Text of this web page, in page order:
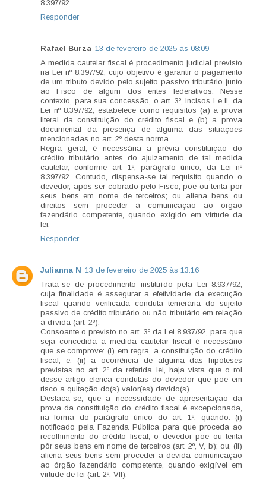
8.397/92.
Responder
Rafael Burza 13 de fevereiro de 2025 às 08:09
A medida cautelar fiscal é procedimento judicial previsto
na Lei nº 8.397/92, cujo objetivo é garantir o pagamento
de um tributo devido pelo sujeito passivo tributário junto
ao Fisco de algum dos entes federativos. Nesse
contexto, para sua concessão, o art. 3º, incisos I e II, da
Lei nº 8.397/92, estabelece como requisitos (a) a prova
literal da constituição do crédito fiscal e (b) a prova
documental da presença de alguma das situações
mencionadas no art. 2º desta norma.
Regra geral, é necessária a prévia constituição do
crédito tributário antes do ajuizamento de tal medida
cautelar, conforme art. 1º, parágrafo único, da Lei nº
8.397/92. Contudo, dispensa-se tal requisito quando o
devedor, após ser cobrado pelo Fisco, põe ou tenta por
seus bens em nome de terceiros; ou aliena bens ou
direitos sem proceder à comunicação ao órgão
fazendário competente, quando exigido em virtude da
lei.
Responder
Julianna N 13 de fevereiro de 2025 às 13:16
Trata-se de procedimento instituído pela Lei 8.937/92,
cuja finalidade é assegurar a efetividade da execução
fiscal quando verificada conduta temerária do sujeito
passivo de crédito tributário ou não tributário em relação
à dívida (art. 2º).
Consoante o previsto no art. 3º da Lei 8.937/92, para que
seja concedida a medida cautelar fiscal é necessário
que se comprove: (i) em regra, a constituição do crédito
fiscal; e, (ii) a ocorrência de alguma das hipóteses
previstas no art. 2º da referida lei, haja vista que o rol
desse artigo elenca condutas do devedor que põe em
risco a quitação do(s) valor(es) devido(s).
Destaca-se, que a necessidade de apresentação da
prova da constituição do crédito fiscal é excepcionada,
na forma do parágrafo único do art. 1º, quando: (i)
notificado pela Fazenda Pública para que proceda ao
recolhimento do crédito fiscal, o devedor põe ou tenta
pôr seus bens em nome de terceiros (art. 2º, V, b); ou, (ii)
aliena seus bens sem proceder a devida comunicação
ao órgão fazendário competente, quando exigível em
virtude de lei (art. 2º, VII).